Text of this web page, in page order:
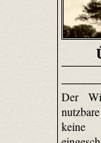
Der
keine